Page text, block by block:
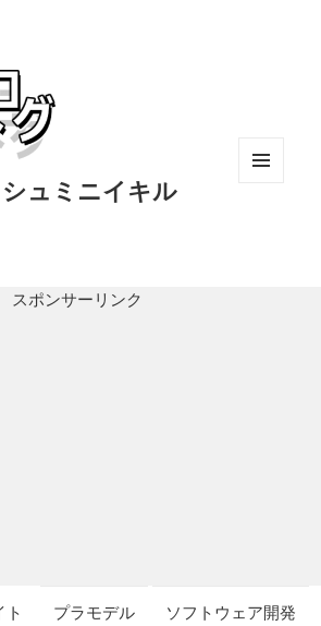
ュミニイキル
スポンサーリンク
ト プラモデル ソフトウェア開発